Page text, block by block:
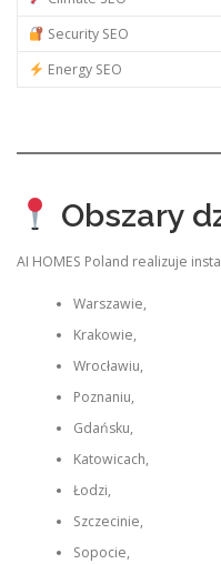
Security SEO
Energy SEO
Obszary
AI HOMES Poland realizuje
Warszawie,
Krakowie,
Wrocławiu,
Poznaniu,
Gdańsku,
Katowicach,
Łodzi,
Szczecinie,
Sopocie,